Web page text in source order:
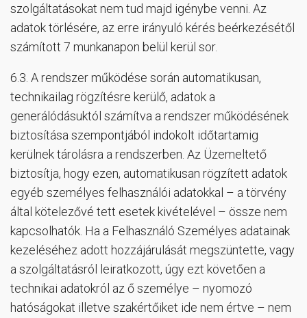
szolgáltatásokat nem tud majd igénybe venni. Az
adatok törlésére, az erre irányuló kérés beérkezésétől
számított 7 munkanapon belül kerül sor.
6.3. A rendszer működése során automatikusan,
technikailag rögzítésre kerülő, adatok a
generálódásuktól számítva a rendszer működésének
biztosítása szempontjából indokolt időtartamig
kerülnek tárolásra a rendszerben. Az Üzemeltető
biztosítja, hogy ezen, automatikusan rögzített adatok
egyéb személyes felhasználói adatokkal – a törvény
által kötelezővé tett esetek kivételével – össze nem
kapcsolhatók. Ha a Felhasználó Személyes adatainak
kezeléséhez adott hozzájárulását megszüntette, vagy
a szolgáltatásról leiratkozott, úgy ezt követően a
technikai adatokról az ő személye – nyomozó
hatóságokat illetve szakértőiket ide nem értve – nem